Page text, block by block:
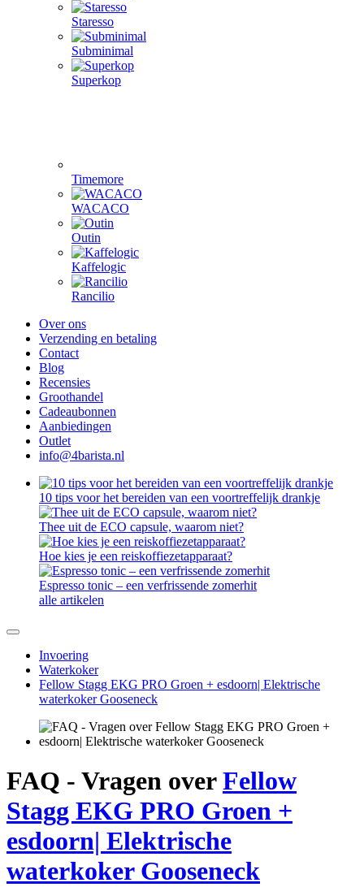
Staresso
Subminimal
Superkop
Timemore
WACACO
Outin
Kaffelogic
Rancilio
Over ons
Verzending en betaling
Contact
Blog
Recensies
Groothandel
Cadeaubonnen
Aanbiedingen
Outlet
info@4barista.nl
10 tips voor het bereiden van een voortreffelijk drankje
Thee uit de ECO capsule, waarom niet?
Hoe kies je een reiskoffiezetapparaat?
Espresso tonic – een verfrissende zomerhit
alle artikelen
Invoering
Waterkoker
Fellow Stagg EKG PRO Groen + esdoorn| Elektrische
waterkoker Gooseneck
FAQ - Vragen overFellow
Stagg EKG PRO Groen +
esdoorn| Elektrische
waterkoker Gooseneck